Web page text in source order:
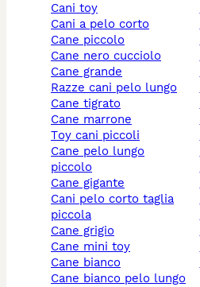
cani toy
cani a pelo corto
cane piccolo
cane nero cucciolo
cane grande
razze cani pelo lungo
cane tigrato
cane marrone
toy cani piccoli
cane pelo lungo
piccolo
cane gigante
cani pelo corto taglia
piccola
cane grigio
cane mini toy
cane bianco
cane bianco pelo lungo